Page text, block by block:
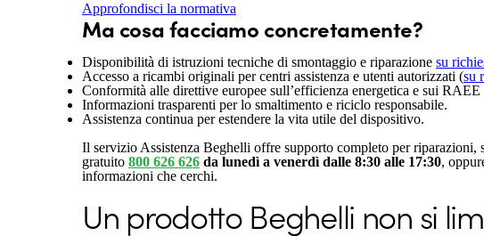
Approfondisci la normativa
Ma cosa facciamo concretamente?
Disponibilità di istruzioni tecniche di smontaggio e riparazione su
Accesso a ricambi originali per centri assistenza e utenti autorizzati (su
Conformità alle direttive europee sull’efficienza energetica e sui
Informazioni trasparenti per lo smaltimento e riciclo responsabile.
Assistenza continua per estendere la vita utile del dispositivo.
Il servizio Assistenza Beghelli offre supporto completo per
gratuito 800 626 626 da lunedì a venerdì dalle 8:30 alle 17:30,
informazioni che cerchi.
Un prodotto Beghelli non si